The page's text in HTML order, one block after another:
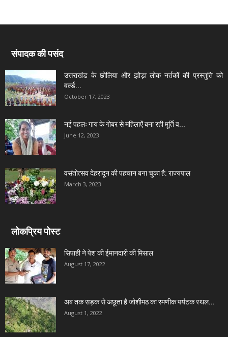
संपादक की पसंद
उत्तराखंड के छोलिया और झोड़ा लोक नर्तकों की प्रस्तुति को
वर्ल्ड...
October 17, 2023
नई पहलः गाय के गोबर से महिलाऐं बना रही मूर्ति व...
June 12, 2023
वसंतोत्सव देहरादून की पहचान बना चुका है: राज्यपाल
March 3, 2023
लोकप्रिय पोस्ट
सिपाही ने पेश की ईमानदारी की मिसाल
August 17, 2022
अब तक सड़क से अछूता है जोशीमठ का रमणीक पर्यटक स्थल...
August 1, 2022